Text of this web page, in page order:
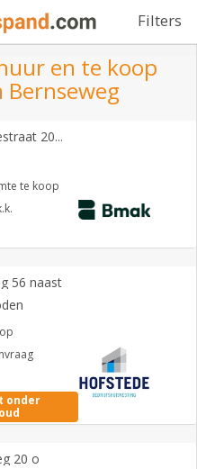
Filters
en te koop
Slijkwellsestraat 20 d 3
te koop
56 naast
onder
20 o